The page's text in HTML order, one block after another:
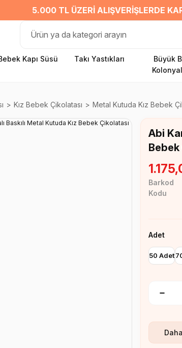
5.000 TL ÜZERI ALIŞVERIŞLERDE
Kapı Süsü Takı Yastıkları
Büyük
Kız Bebek Çikolatası Metal Kutuda Kız Bebek
Abi
Bebek
Barkod
Kodu
Adet
50 Adet